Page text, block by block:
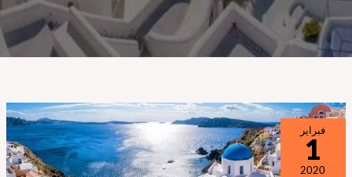
فبراير
1
2020
أجمل
وجهة